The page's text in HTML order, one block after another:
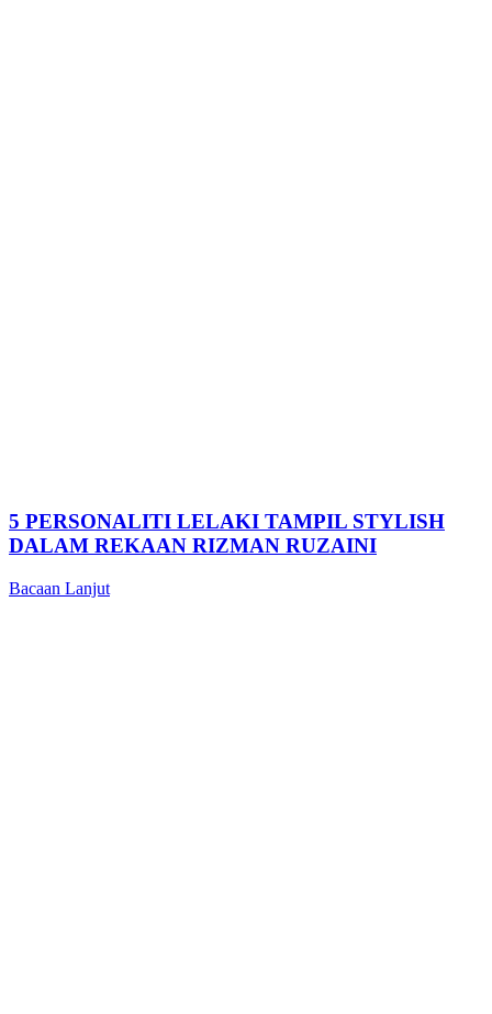
5 PERSONALITI LELAKI TAMPIL STYLISH
DALAM REKAAN RIZMAN RUZAINI
Bacaan Lanjut